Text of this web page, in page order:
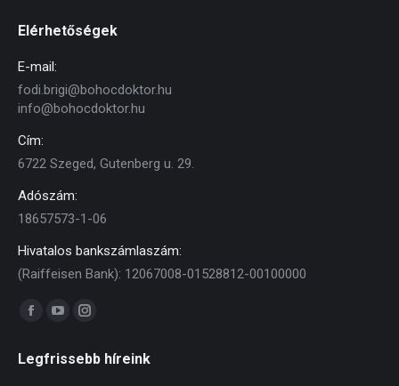
Elérhetőségek
E-mail:
fodi.brigi@bohocdoktor.hu
info@bohocdoktor.hu
Cím:
6722 Szeged, Gutenberg u. 29.
Adószám:
18657573-1-06
Hivatalos bankszámlaszám:
(Raiffeisen Bank): 12067008-01528812-00100000
Find us on:
Facebook
opens
YouTube
opens
Instagram
opens
Legfrissebb híreink